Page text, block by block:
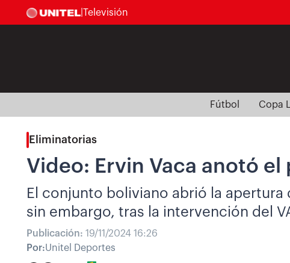
Televisión
Fútbol Copa
Eliminatorias
Video: Ervin Vaca anotó
El conjunto boliviano abrió la
sin embargo, tras la intervención del
Publicación: 19/11/2024 16:26
Por:Unitel Deportes